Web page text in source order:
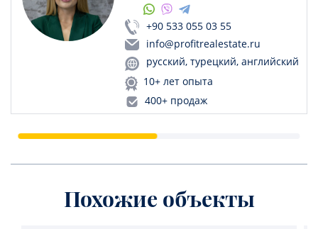
+90 533 055 03 55
info@profitrealestate.ru
русский, турецкий, английский
10+ лет опыта
400+ продаж
Похожие объекты